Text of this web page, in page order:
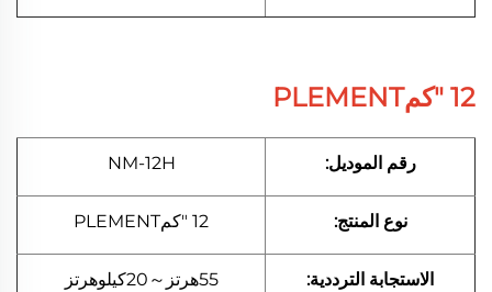
12 "كمPLEMENT
رقم الموديل: NM-12H
نوع المنتج: 12 "كمPLEMENT
الاستجابة الترددية: 55هرتز～20كيلوهرتز